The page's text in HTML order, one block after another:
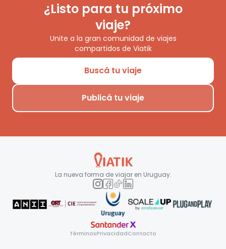
¿Listo para tu próximo
viaje?
Unite a la gran comunidad de viajes
compartidos de Viatik
Buscá tu viaje
Publicá tu viaje
La nueva forma de viajar en Uruguay.
TérminosPrivacidadContacto